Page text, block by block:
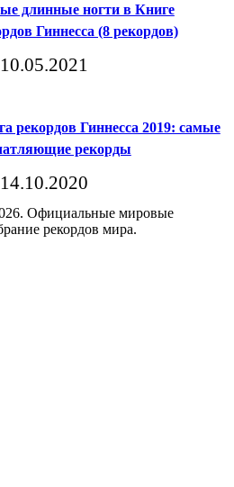
длинные ногти в Книге
Гиннесса (8 рекордов)
10.05.2021
рекордов Гиннесса 2019: самые
рекорды
14.10.2020
Официальные мировые
рекордов мира.